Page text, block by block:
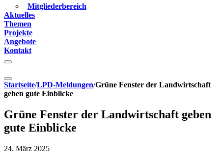
Mitgliederbereich
Aktuelles
Themen
Projekte
Angebote
Kontakt
Startseite/LPD-Meldungen/Grüne Fenster der Landwirtschaft
geben gute Einblicke
Grüne Fenster der Landwirtschaft geben
gute Einblicke
24. März 2025